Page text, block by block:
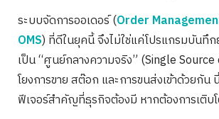
ระบบจัดการออเดอร์ (Order
OMS) ที่ดีในยุคนี้ จึงไม่ใช่แค่โปรแกรมบันทึ
เป็น “ศูนย์กลางความจริง” (Single
โยงการขาย สต๊อก และการขนส่งเข้าด้วยกัน
ฟีเจอร์สำคัญที่ธุรกิจต้องมี หากต้องการเติบโ